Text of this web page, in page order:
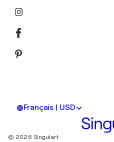
Français | USD
© 2026 Singulart